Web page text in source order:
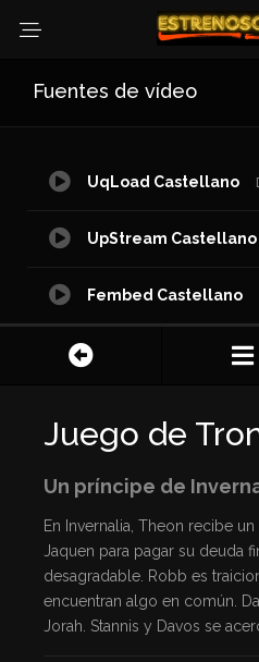
Fuentes de vídeo
UqLoad Castellano
UpStream Castellano
Fembed Castellano
Juego de
Un príncipe de
En Invernalia, Theon recibe
Jaquen para pagar su deuda
desagradable. Robb es
encuentran algo en común.
Jorah. Stannis y Davos se